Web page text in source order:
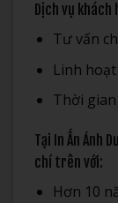
Dịch vụ khách
Tư vấn
Linh
Thời
Tại In Ấn Ánh
chí trên với:
Hơn 10